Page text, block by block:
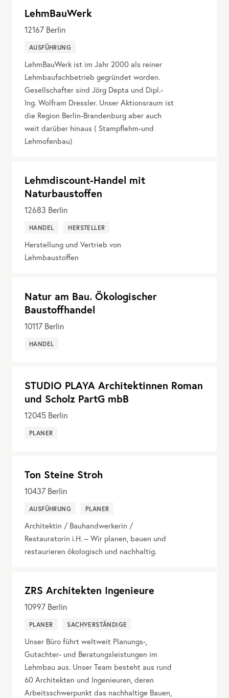
LehmBauWerk
12167 Berlin
AUSFÜHRUNG
LehmBauWerk ist im Jahr 2000 als reiner
Lehmbaufachbetrieb gegründet worden.
Gesellschafter sind Jörg Depta und Dipl.-
Ing. Wolfram Dressler. Unser Aktionsraum ist
die Region Berlin-Brandenburg aber auch
weit darüber hinaus ( Stampflehm-und
Lehmofenbau)
Lehmdiscount-Handel mit
Naturbaustoffen
12683 Berlin
HANDEL HERSTELLER
Herstellung und Vertrieb von
Lehmbaustoffen
Natur am Bau. Ökologischer
Baustoffhandel
10117 Berlin
HANDEL
STUDIO PLAYA Architektinnen Roman
und Scholz PartG mbB
12045 Berlin
PLANER
Ton Steine Stroh
10437 Berlin
AUSFÜHRUNG PLANER
Architektin / Bauhandwerkerin /
Restauratorin i.H. – Wir planen, bauen und
restaurieren ökologisch und nachhaltig.
ZRS Architekten Ingenieure
10997 Berlin
PLANER SACHVERSTÄNDIGE
Unser Büro führt weltweit Planungs-,
Gutachter- und Beratungsleistungen im
Lehmbau aus. Unser Team besteht aus rund
60 Architekten und Ingenieuren, deren
Arbeitsschwerpunkt das nachhaltige Bauen,